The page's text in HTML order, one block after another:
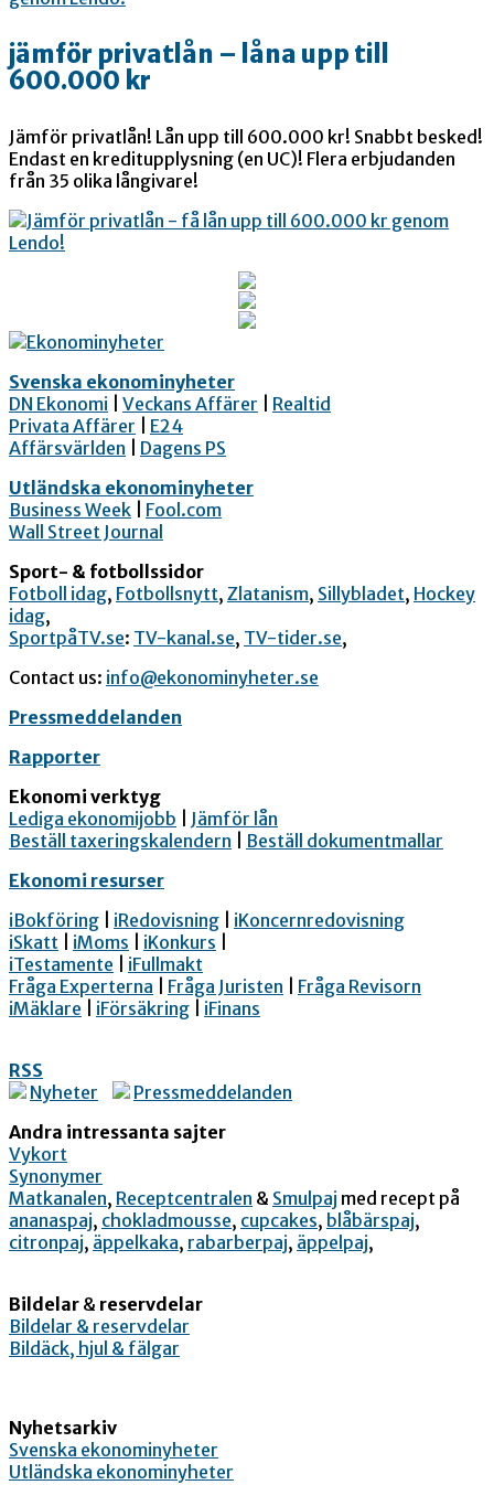
jämför privatlån – låna upp till
600.000 kr
Jämför privatlån! Lån upp till 600.000 kr! Snabbt besked!
Endast en kreditupplysning (en UC)! Flera erbjudanden
från 35 olika långivare!
Svenska ekonominyheter
DN Ekonomi
Veckans Affärer
Realtid
Privata Affärer
E24
Affärsvärlden
Dagens PS
Utländska ekonominyheter
Business Week
Fool.com
Wall Street Journal
Sport- & fotbollssidor
Fotboll idag, Fotbollsnytt, Zlatanism, Sillybladet, Hockey
idag,
SportpåTV.se: TV-kanal.se, TV-tider.se,
Contact us: info@ekonominyheter.se
Pressmeddelanden
Rapporter
Ekonomi verktyg
Lediga ekonomijobb
Jämför lån
Beställ taxeringskalendern
Beställ dokumentmallar
Ekonomi resurser
iBokföring
iRedovisning
iKoncernredovisning
iSkatt
iMoms iKonkurs
iTestamente
iFullmakt
Fråga Experterna
Fråga Juristen
Fråga Revisorn
iMäklare
iFörsäkring iFinans
RSS
Nyheter
Pressmeddelanden
Andra intressanta sajter
Vykort
Synonymer
Matkanalen, Receptcentralen & Smulpaj med recept på
ananaspaj, chokladmousse, cupcakes, blåbärspaj,
citronpaj, äppelkaka, rabarberpaj, äppelpaj,
Bildelar & reservdelar
Bildelar & reservdelar
Bildäck, hjul & fälgar
Nyhetsarkiv
Svenska ekonominyheter
Utländska ekonominyheter